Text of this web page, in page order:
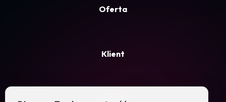
Oferta
Klient
Firma